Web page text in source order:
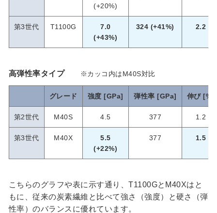
(+20%)
第3世代 T1100G
7.0
(+43%)
324 (+41%) 2.2
高弾性率タイプ ※カッコ内はM40S対比
グレード 強度 [GPa] 弾性率 [GPa] 伸び [%]
第2世代 M40S 4.5 377 1.2
第3世代 M40X
5.5
(+22%)
377 1.5
こちらのグラフや表に示す通り、T1100GとM40Xはと
もに、従来の炭素繊維と比べて強さ（強度）と硬さ（弾
性率）のバランスに優れています。